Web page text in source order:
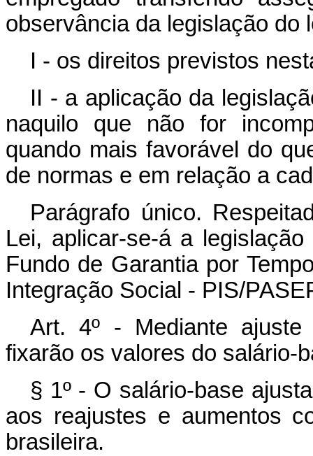
observância da legislação do
I - os direitos previstos
II - a aplicação da
naquilo que não for
quando mais favorável do
de normas e em relação a
Parágrafo único.
Lei, aplicar-se-á a
Fundo de Garantia por
Integração Social - PIS/
Art. 4º - Mediante ajuste
fixarão os valores do salário-
§ 1º - O salário-base
aos reajustes e aumentos
brasileira.